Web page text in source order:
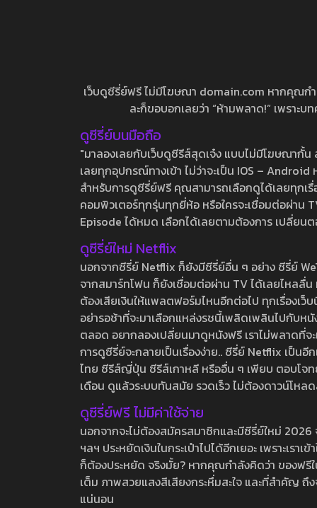
เว็บดูซีรี่ย์ฟรี ไม่มีโฆษณา domain.com หากคุณก
ละก็ขอบอกเลยว่า “ห้ามพลาด!” เพราะ
ดูซีรี่ย์บนมือถือ
"มาลองเลยกับเว็บดูซีรีส์สุดเจ๋ง แบบไม่มีโฆษณากั้
เลยทุกอุปกรณ์ทางเข้า ไม่ว่าจะเป็น IOS –
สำหรับการดูซีรี่ย์ฟรี คุณสามารถเลือกดูได้เลยทุกเ
คอมพิวเตอร์ทุกรุ่นทุกยี่ห้อ หรือใครจะเชื่อมต่อผ่าน
Episode ได้หมด เลือกได้เลยตามต้องการ เปลี่ยน
ดูซีรี่ย์ใหม่ Netflix
นอกจากซีรี่ย์ Netflix ก็ยังมีซีรี่ย์อื่น ๆ อย่าง ซีรี่ย์
จากสมาร์ทโฟน ก็ยังเชื่อมต่อผ่าน TV ได้เลยไหลลื่
ต้องเสียเงินให้แพลตฟอร์มไหนอีกต่อไป ทุกเรื่องเว็
อย่ารอช้าที่จะมาเลือกแหล่งรชนี้เพลิดเพลินไปกับห
ตลอด อยากลองเปลี่ยนมาดูหนังฟรี เราไม่พลาดที่
การดูซีรี่ย์จะกลายเป็นเรื่องง่าย.. ซีรี่ย์ Netflix เป็น
ไทย ซีรีส์ญี่ปุ่น ซีรีส์เกาหลี หรืออื่น ๆ เพียบ ตอบโจท
เดือน ดูแล้วระบบทันสมัย รวดเร็ว ไม่ต้องดาวน์โห
ดูซีรี่ย์ฟรี ไม่มีค่าใช้จ่าย
นอกจากจะไม่ต้องสมัครสมาชิกและมีซีรี่ย์ใหม่
ฯลฯ ประหยัดเงินในกระเป๋าไปได้อีกเยอะ เพราะเร
ก็ต้องประหยัด จริงมั้ย? หากคุณกำลังคิดว่า ของฟ
เต็ม ภาพสวยแสงสีเสียงกระหึ่มสะใจ และที่สำคัญ
แน่นอน